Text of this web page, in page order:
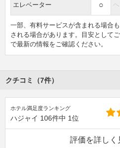
エレベーター ○
一部、有料サービスが含まれる場合
される場合があります。目安として
で最新の情報をご確認ください。
クチコミ（7件）
ホテル満足度ランキング
ハジャイ 106件中 1位
評価を詳しく